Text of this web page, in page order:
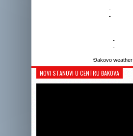
-
-
-
-
Đakovo weather
NOVI STANOVI U CENTRU ĐAKOVA